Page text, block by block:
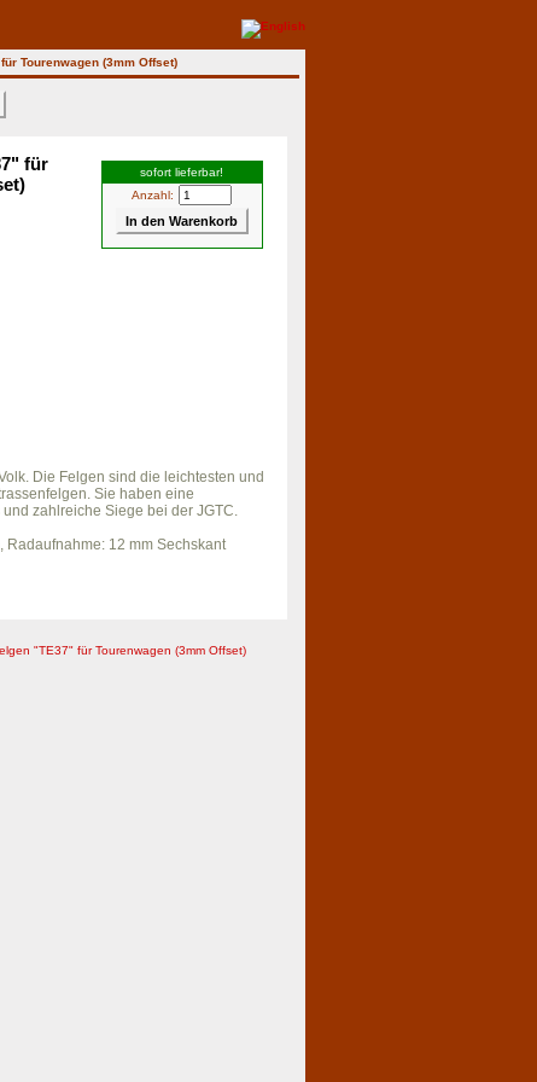
Tourenwagen (3mm Offset)
sofort lieferbar!
Anzahl:
für
Die Felgen sind die leichtesten und
Sie haben eine
zahlreiche Siege bei der JGTC.
Radaufnahme: 12 mm Sechskant